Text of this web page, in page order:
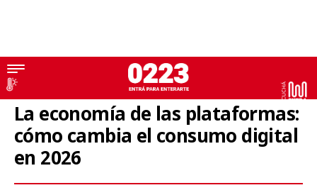
Consumo
La economía de las plataformas:
cómo cambia el consumo digital
en 2026